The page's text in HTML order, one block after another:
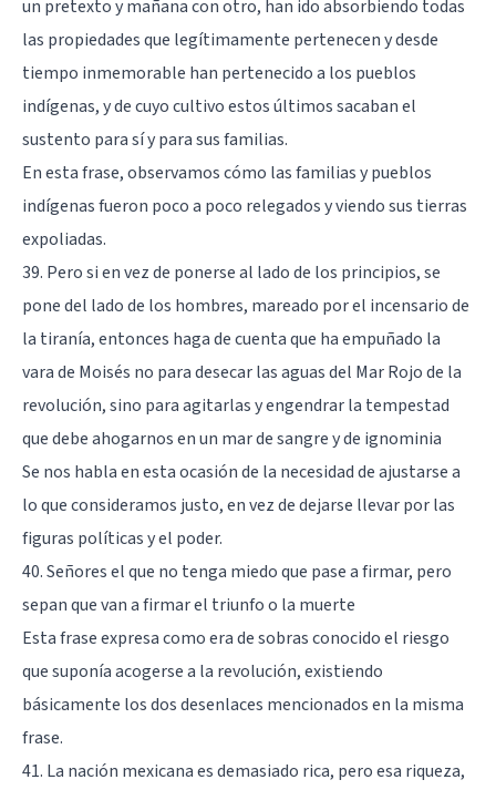
un pretexto y mañana con otro, han ido absorbiendo todas
las propiedades que legítimamente pertenecen y desde
tiempo inmemorable han pertenecido a los pueblos
indígenas, y de cuyo cultivo estos últimos sacaban el
sustento para sí y para sus familias.
En esta frase, observamos cómo las familias y pueblos
indígenas fueron poco a poco relegados y viendo sus tierras
expoliadas.
39. Pero si en vez de ponerse al lado de los principios, se
pone del lado de los hombres, mareado por el incensario de
la tiranía, entonces haga de cuenta que ha empuñado la
vara de Moisés no para desecar las aguas del Mar Rojo de la
revolución, sino para agitarlas y engendrar la tempestad
que debe ahogarnos en un mar de sangre y de ignominia
Se nos habla en esta ocasión de la necesidad de ajustarse a
lo que consideramos justo, en vez de dejarse llevar por las
figuras políticas y el poder.
40. Señores el que no tenga miedo que pase a firmar, pero
sepan que van a firmar el triunfo o la muerte
Esta frase expresa como era de sobras conocido el riesgo
que suponía acogerse a la revolución, existiendo
básicamente los dos desenlaces mencionados en la misma
frase.
41. La nación mexicana es demasiado rica, pero esa riqueza,